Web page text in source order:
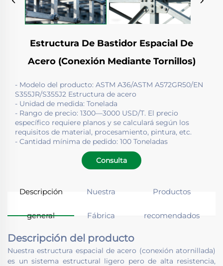
Estructura De Bastidor Espacial De
Acero (conexión Mediante Tornillos)
- Modelo del producto: ASTM A36/ASTM A572GR50/EN
S355JR/S355J2 Estructura de acero
- Unidad de medida: Tonelada
- Rango de precio: 1300—3000 USD/T. El precio
específico requiere planos y se calculará según los
requisitos de material, procesamiento, pintura, etc.
- Cantidad mínima de pedido: 100 Toneladas
Consulta
Descripción
general
Nuestra
Fábrica
Productos
recomendados
Descripción del producto
Nuestra estructura espacial de acero (conexión atornillada)
es un sistema estructural ligero pero de alta resistencia,